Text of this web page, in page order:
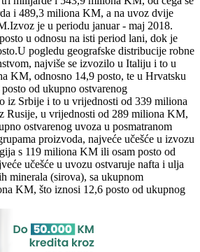
i 489,3 miliona KM, a na uvoz dvije
je u periodu januar - maj 2018.
u odnosu na isti period lani, dok je
pogledu geografske distribucije robne
najviše se izvozilo u Italiju i to u
KM, odnosno 14,9 posto, te u Hrvatsku
od ukupno ostvarenog
iz Srbije i to u vrijednosti od 339 miliona
Rusije, u vrijednosti od 289 miliona KM,
ostvarenog uvoza u posmatranom
proizvoda, najveće učešće u izvozu
s 119 miliona KM ili osam posto od
učešće u uvozu ostvaruje nafta i ulja
minerala (sirova), sa ukupnom
KM, što iznosi 12,6 posto od ukupnog